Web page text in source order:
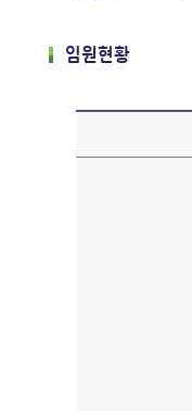
임원현황